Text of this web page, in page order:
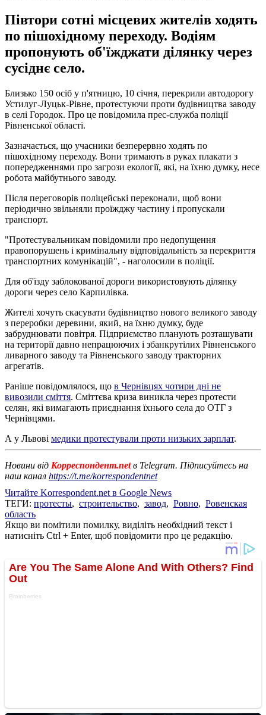
Півтори сотні місцевих жителів ходять
по пішохідному переходу. Водіям
пропонують об'їжджати ділянку через
сусіднє село.
Близько 150 осіб у п'ятницю, 10 січня, перекрили автодорогу
Устилуг-Луцьк-Рівне, протестуючи проти будівництва заводу
в селі Городок. Про це повідомила прес-служба поліції
Рівненської області.
Зазначається, що учасники безперервно ходять по
пішохідному переходу. Вони тримають в руках плакати з
попередженнями про загрози екології, які, на їхню думку, несе
робота майбутнього заводу.
Після переговорів поліцейські переконали, щоб вони
періодично звільняли проїжджу частину і пропускали
транспорт.
"Протестувальникам повідомили про недопущення
правопорушень і кримінальну відповідальність за перекриття
транспортних комунікацій", - наголосили в поліції.
Для об'їзду заблокованої дороги використовують ділянку
дороги через село Карпилівка.
Жителі хочуть скасувати будівництво нового великого заводу
з переробки деревини, який, на їхню думку, буде
забруднювати повітря. Підприємство планують розташувати
на території давно непрацюючих і збанкрутілих Рівненського
ливарного заводу та Рівненського заводу тракторних
агрегатів.
Раніше повідомлялося, що в Чернівцях чотири дні не
вивозили сміття. Сміттєва криза виникла через протести
селян, які вимагають приєднання їхнього села до ОТГ з
Чернівцями.
А у Львові медики протестували проти низьких зарплат.
Новини від Корреспондент.netв Telegram. Підписуйтесь на
наш канал https://t.me/korrespondentnet
Читайте Korrespondent.net в Google News
ТЕГИ: протесты, строительство, завод, Ровно, Ровенская
область
Якщо ви помітили помилку, виділіть необхідний текст і
натисніть Ctrl + Enter, щоб повідомити про це редакцію.